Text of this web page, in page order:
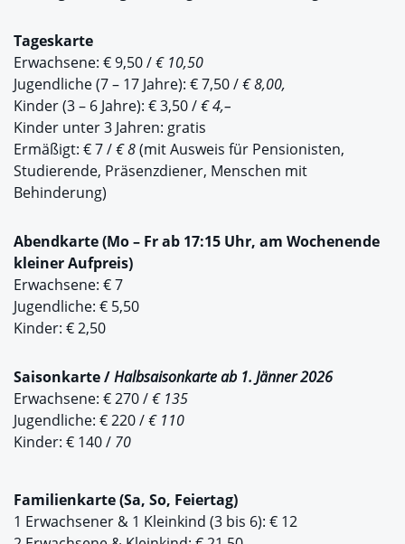
Tageskarte
Erwachsene: € 9,50 /€ 10,50
Jugendliche (7 – 17 Jahre): € 7,50 /€ 8,00,
Kinder (3 – 6 Jahre): € 3,50 /€ 4,–
Kinder unter 3 Jahren: gratis
Ermäßigt: € 7 /€ 8(mit Ausweis für Pensionisten,
Studierende, Präsenzdiener, Menschen mit
Behinderung)
Abendkarte (Mo – Fr ab 17:15 Uhr, am Wochenende
kleiner Aufpreis)
Erwachsene: € 7
Jugendliche: € 5,50
Kinder: € 2,50
Saisonkarte /Halbsaisonkarte ab 1. Jänner 2026
Erwachsene: € 270 /€ 135
Jugendliche: € 220 /€ 110
Kinder: € 140 / 70
Familienkarte (Sa, So, Feiertag)
1 Erwachsener & 1 Kleinkind (3 bis 6): € 12